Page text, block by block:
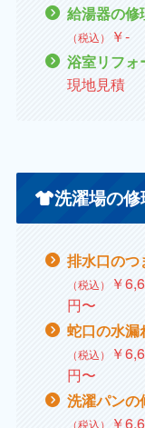
給湯器の修
（税込） ￥‐
浴室リフォ
現地見積
洗濯場の修
排水口のつ
（税込） ￥
円〜
蛇口の水漏
（税込） ￥
円〜
洗濯パンの
（税込） ￥